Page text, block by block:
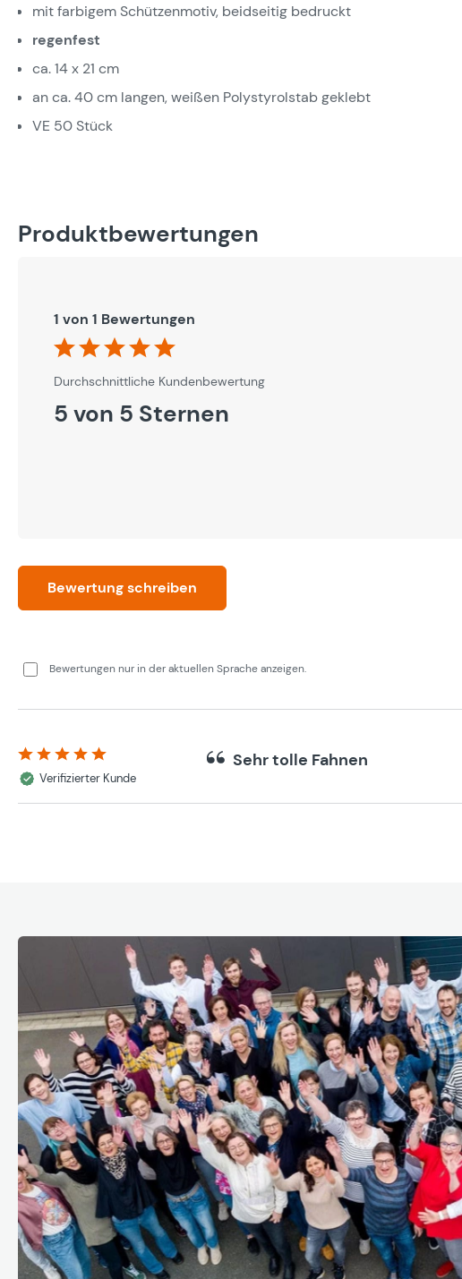
mit farbigem Schützenmotiv, beidseitig bedruckt
regenfest
ca. 14 x 21 cm
an ca. 40 cm langen, weißen Polystyrolstab geklebt
VE 50 Stück
Produktbewertungen
1 von 1 Bewertungen
Durchschnittliche Bewertung von 5 von 5 Sternen
Durchschnittliche Kundenbewertung
5 von 5 Sternen
Bewertung schreiben
Bewertungen nur in der aktuellen Sprache anzeigen.
Bewertung mit 5 von 5 Sternen
Verifizierter Kunde
Sehr tolle Fahnen